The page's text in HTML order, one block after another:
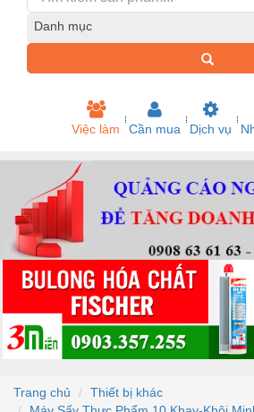
Danh mục
Việc làm Cần mua Dịch vụ
Trang chủ
Thiết bị khác